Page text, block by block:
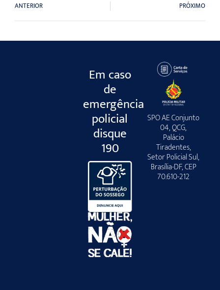
ANTERIOR PRÓXIMO
Em caso
de
emergência
policial
disque
190
SPO AE Conjunto
04, QCG,
Palácio
Tiradentes,
Setor Policial Sul,
Brasília-DF, CEP
70.610-212